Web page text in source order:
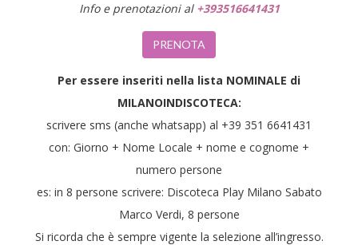
Info e prenotazioni al +393516641431
PRENOTA
Per essere inseriti nella lista NOMINALE di
MILANOINDISCOTECA:
scrivere sms (anche whatsapp) al +39 351 6641431
con: Giorno + Nome Locale + nome e cognome +
numero persone
es: in 8 persone scrivere: Discoteca Play Milano Sabato
Marco Verdi, 8 persone
Si ricorda che è sempre vigente la selezione all’ingresso.